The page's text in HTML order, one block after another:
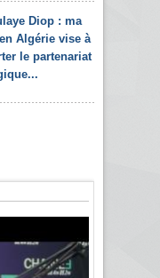
Diop : ma
Algérie vise à
le partenariat